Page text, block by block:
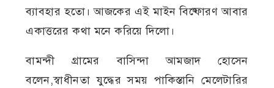
ব‍্যাবহার হতো। আজকের এই মাইন বিষ্ফোরণ আবার
একাত্তরের কথা মনে করিয়ে দিলো।
বামন্দী গ্রামের বাসিন্দা আমজাদ হোসেন
বলেন,স্বাধীনতা যুদ্ধের সময় পাকিস্তানি মেলেটারির